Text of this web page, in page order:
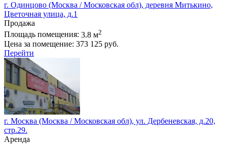
г. Одинцово (Москва / Московская обл), деревня Митькино,
Цветочная улица, д.1
Продажа
Площадь помещения: 3.8 м2
Цена за помещение: 373 125 руб.
Перейти
г. Москва (Москва / Московская обл), ул. Дербеневская, д.20,
стр.29.
Аренда